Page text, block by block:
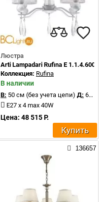
Люстра
Arti Lampadari Rufina E 1.1.4.600 W
Коллекция: Rufina
В наличии
В: 50 см (без учета цепи) Д: 68 см
E27 x 4 max 40W
Цена: 48 515 Р.
Купить
136657